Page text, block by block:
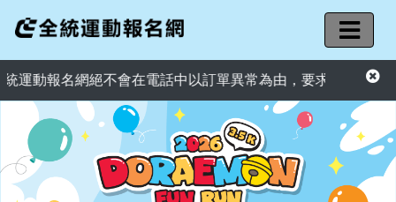
報名網絕不會在電話中以訂單異常為由，要求您提供信用卡